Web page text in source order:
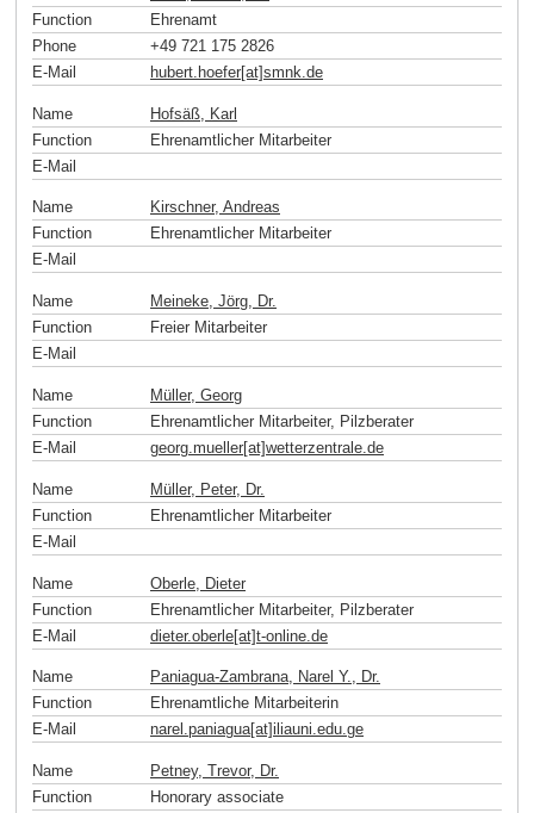
Function
Ehrenamt
Phone
+49 721 175 2826
E-Mail
hubert.hoefer[at]smnk de
Name
Hofsäß, Karl
Function
Ehrenamtlicher Mitarbeiter
E-Mail
Name
Kirschner, Andreas
Function
Ehrenamtlicher Mitarbeiter
E-Mail
Name
Meineke, Jörg, Dr.
Function
Freier Mitarbeiter
E-Mail
Name
Müller, Georg
Function
Ehrenamtlicher Mitarbeiter, Pilzberater
E-Mail
georg.mueller[at]wetterzentrale de
Name
Müller, Peter, Dr.
Function
Ehrenamtlicher Mitarbeiter
E-Mail
Name
Oberle, Dieter
Function
Ehrenamtlicher Mitarbeiter, Pilzberater
E-Mail
dieter.oberle[at]t-online de
Name
Paniagua-Zambrana, Narel Y., Dr.
Function
Ehrenamtliche Mitarbeiterin
E-Mail
narel.paniagua[at]iliauni.edu.ge
Name
Petney, Trevor, Dr.
Function
Honorary associate